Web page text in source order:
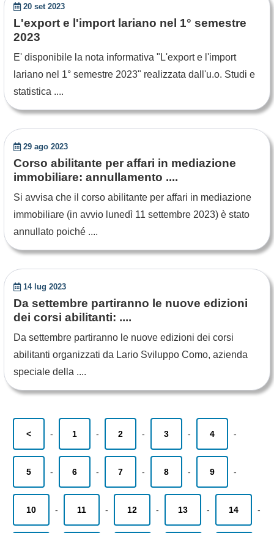
20 set 2023
L'export e l'import lariano nel 1° semestre
2023
E' disponibile la nota informativa "L'export e l'import
lariano nel 1° semestre 2023" realizzata dall'u.o. Studi e
statistica ....
29 ago 2023
Corso abilitante per affari in mediazione
immobiliare: annullamento ....
Si avvisa che il corso abilitante per affari in mediazione
immobiliare (in avvio lunedì 11 settembre 2023) è stato
annullato poiché ....
14 lug 2023
Da settembre partiranno le nuove edizioni
dei corsi abilitanti: ....
Da settembre partiranno le nuove edizioni dei corsi
abilitanti organizzati da Lario Sviluppo Como, azienda
speciale della ....
< - 1 - 2 - 3 - 4 -
5 - 6 - 7 - 8 - 9 -
10 - 11 - 12 - 13 - 14 -